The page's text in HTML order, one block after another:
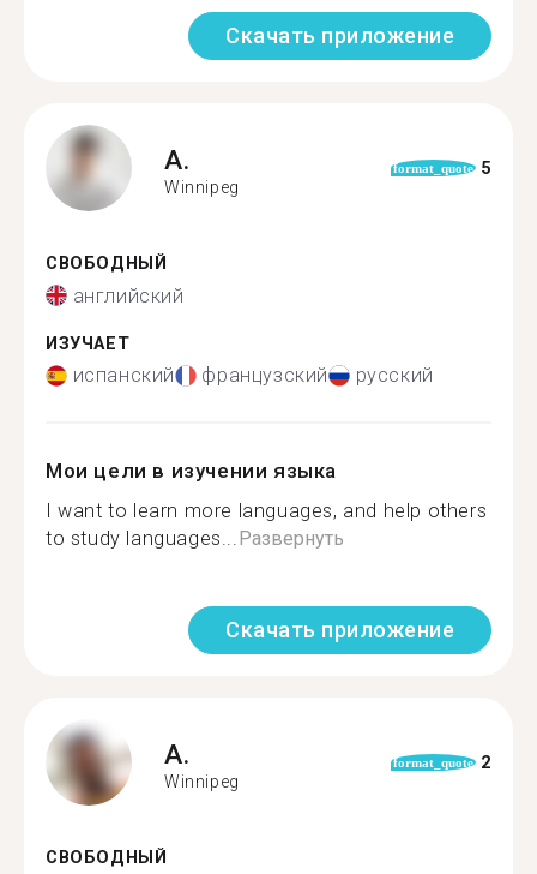
Скачать приложение
A.
Winnipeg
format_quote 5
СВОБОДНЫЙ
английский
ИЗУЧАЕТ
испанский французский русский
Мои цели в изучении языка
I want to learn more languages, and help others
to study languages...Развернуть
Скачать приложение
A.
Winnipeg
format_quote 2
СВОБОДНЫЙ